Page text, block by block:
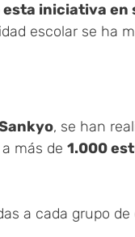
iniciativa en
escolar se ha
, se han
más de 1.000
a cada grupo de